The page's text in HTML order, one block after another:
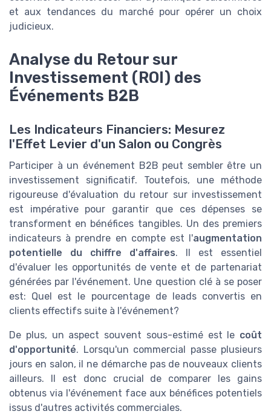
et aux tendances du marché pour opérer un choix
judicieux.
Analyse du Retour sur
Investissement (ROI) des
Événements B2B
Les Indicateurs Financiers: Mesurez
l'Effet Levier d'un Salon ou Congrès
Participer à un événement B2B peut sembler être un
investissement significatif. Toutefois, une méthode
rigoureuse d'évaluation du retour sur investissement
est impérative pour garantir que ces dépenses se
transforment en bénéfices tangibles. Un des premiers
indicateurs à prendre en compte est l'augmentation
potentielle du chiffre d'affaires. Il est essentiel
d'évaluer les opportunités de vente et de partenariat
générées par l'événement. Une question clé à se poser
est: Quel est le pourcentage de leads convertis en
clients effectifs suite à l'événement?
De plus, un aspect souvent sous-estimé est le coût
d'opportunité. Lorsqu'un commercial passe plusieurs
jours en salon, il ne démarche pas de nouveaux clients
ailleurs. Il est donc crucial de comparer les gains
obtenus via l'événement face aux bénéfices potentiels
issus d'autres activités commerciales.